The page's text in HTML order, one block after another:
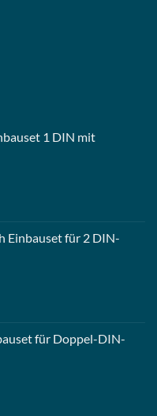
1 DIN mit
Einbauset für 2 DIN-
für Doppel-DIN-